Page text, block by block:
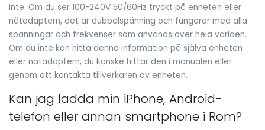
inte. Om du ser 100-240V 50/60Hz tryckt på enheten eller
nätadaptern, det är dubbelspänning och fungerar med alla
spänningar och frekvenser som används över hela världen.
Om du inte kan hitta denna information på själva enheten
eller nätadaptern, du kanske hittar den i manualen eller
genom att kontakta tillverkaren av enheten.
Kan jag ladda min iPhone, Android-
telefon eller annan smartphone i Rom?